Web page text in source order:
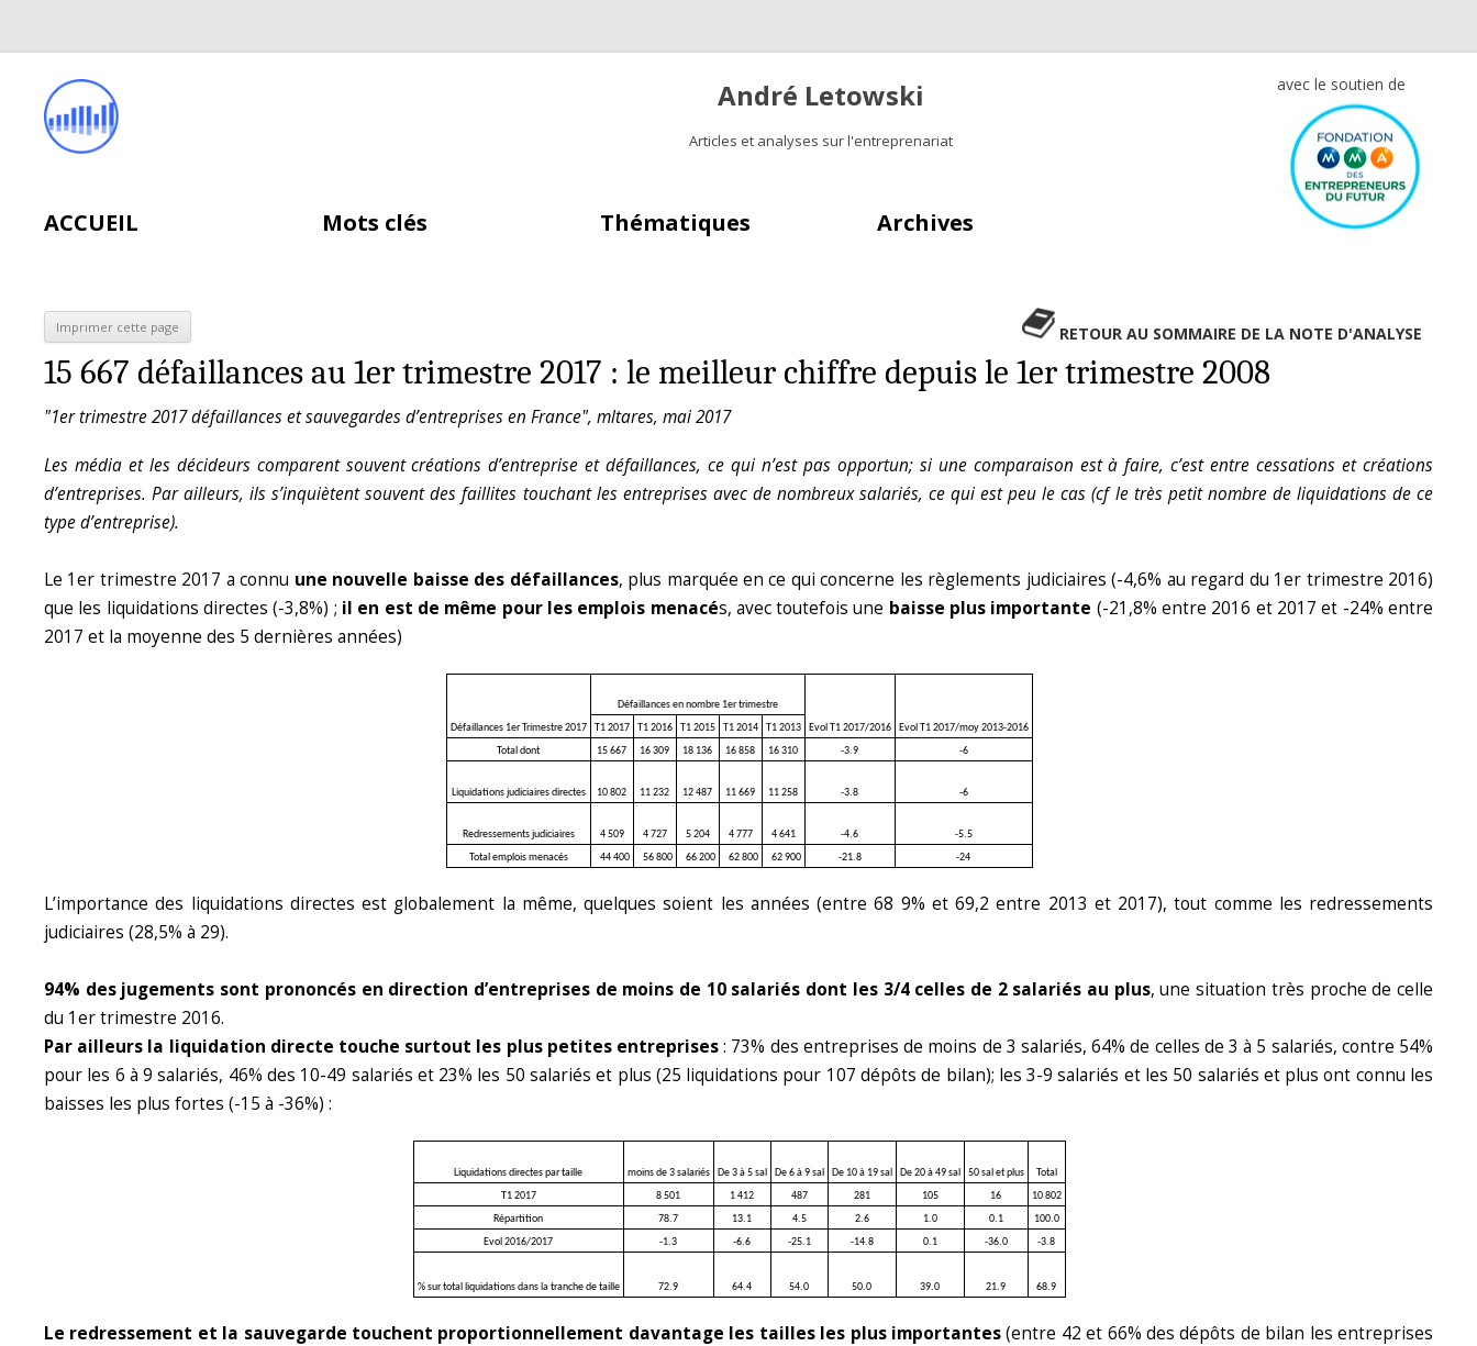
André Letowski
Articles et analyses sur l'entreprenariat
avec le soutien de
ACCUEIL Mots clés Thématiques Archives
RETOUR AU SOMMAIRE DE LA NOTE D'ANALYSE
15 667 défaillances au 1er trimestre 2017 : le meilleur chiffre depuis le 1er trimestre 2008
"1er trimestre 2017 défaillances et sauvegardes d’entreprises en France", mltares, mai 2017
Les média et les décideurs comparent souvent créations d’entreprise et défaillances, ce qui n’est pas opportun; si une comparaison est à faire, c’est entre cessations et créations
d’entreprises. Par ailleurs, ils s’inquiètent souvent des faillites touchant les entreprises avec de nombreux salariés, ce qui est peu le cas (cf le très petit nombre de liquidations de ce
type d’entreprise).
Le 1er trimestre 2017 a connu une nouvelle baisse des défaillances, plus marquée en ce qui concerne les règlements judiciaires (-4,6% au regard du 1er trimestre 2016)
que les liquidations directes (-3,8%) ; il en est de même pour les emplois menacés, avec toutefois une baisse plus importante (-21,8% entre 2016 et 2017 et -24% entre
2017 et la moyenne des 5 dernières années)
Défaillances 1er Trimestre 2017
Défaillances en nombre 1er trimestre
Evol T1 2017/2016
Evol T1 2017/moy 2013-2016
T1 2017 T1 2016 T1 2015 T1 2014
T1 2013
Total dont
15 667 16 309 18 136 16 858 16 310 -3.9 -6
Liquidations judiciaires directes 10 802 11 232 12 487 11 669 11 258 -3.8 -6
Redressements judiciaires 4 509 4 727 5 204 4 777 4 641 -4.6
-5.5
Total emplois menacés
44 400 56 800 66 200 62 800 62 900 -21.8 -24
L’importance des liquidations directes est globalement la même, quelques soient les années (entre 68 9% et 69,2 entre 2013 et 2017), tout comme les redressements
judiciaires (28,5% à 29).
94% des jugements sont prononcés en direction d’entreprises de moins de 10 salariés dont les 3/4 celles de 2 salariés au plus, une situation très proche de celle
du 1er trimestre 2016.
Par ailleurs la liquidation directe touche surtout les plus petites entreprises: 73% des entreprises de moins de 3 salariés, 64% de celles de 3 à 5 salariés, contre 54%
pour les 6 à 9 salariés, 46% des 10-49 salariés et 23% les 50 salariés et plus (25 liquidations pour 107 dépôts de bilan); les 3-9 salariés et les 50 salariés et plus ont connu les
baisses les plus fortes (-15 à -36%) :
Liquidations directes par taille moins de 3 salariés De 3 à 5 sal De 6 à 9 sal De 10 à 19 sal De 20 à 49 sal 50 sal et plus
Total
T1 2017
8 501 1 412 487 281 105 16
10 802
Répartition
78.7 13.1 4.5 2.6 1.0 0.1
100.0
Evol 2016/2017
-1.3 -6.6 -25.1 -14.8 0.1 -36.0 -3.8
% sur total liquidations dans la tranche de taille 72.9 64.4 54.0 50.0 39.0 21.9 68.9
Le redressement et la sauvegarde touchent proportionnellement davantage les tailles les plus importantes(entre 42 et 66% des dépôts de bilan les entreprises